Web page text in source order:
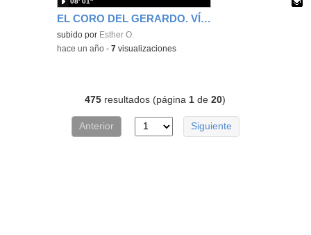
EL CORO DEL GERARDO. VÍDEO OFICIAL. CERTAMEN DE COROS 2025.
Contenido educativo.
subido por Esther O.
-hace un año -7 visualizaciones
475 resultados (página 1 de20)
Anterior Siguiente